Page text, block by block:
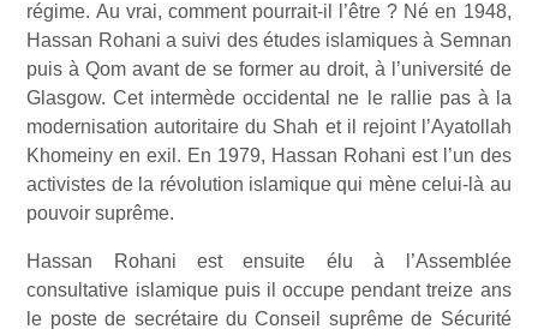
régime. Au vrai, comment pourrait-il l’être ? Né en 1948,
Hassan Rohani a suivi des études islamiques à Semnan
puis à Qom avant de se former au droit, à l’université de
Glasgow. Cet intermède occidental ne le rallie pas à la
modernisation autoritaire du Shah et il rejoint l’Ayatollah
Khomeiny en exil. En 1979, Hassan Rohani est l’un des
activistes de la révolution islamique qui mène celui-là au
pouvoir suprême.
Hassan Rohani est ensuite élu à l’Assemblée
consultative islamique puis il occupe pendant treize ans
le poste de secrétaire du Conseil suprême de Sécurité